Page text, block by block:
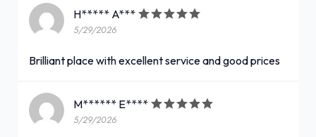
H***** A***
5/29/2026
Brilliant place with excellent service and good prices
M****** E****
5/29/2026